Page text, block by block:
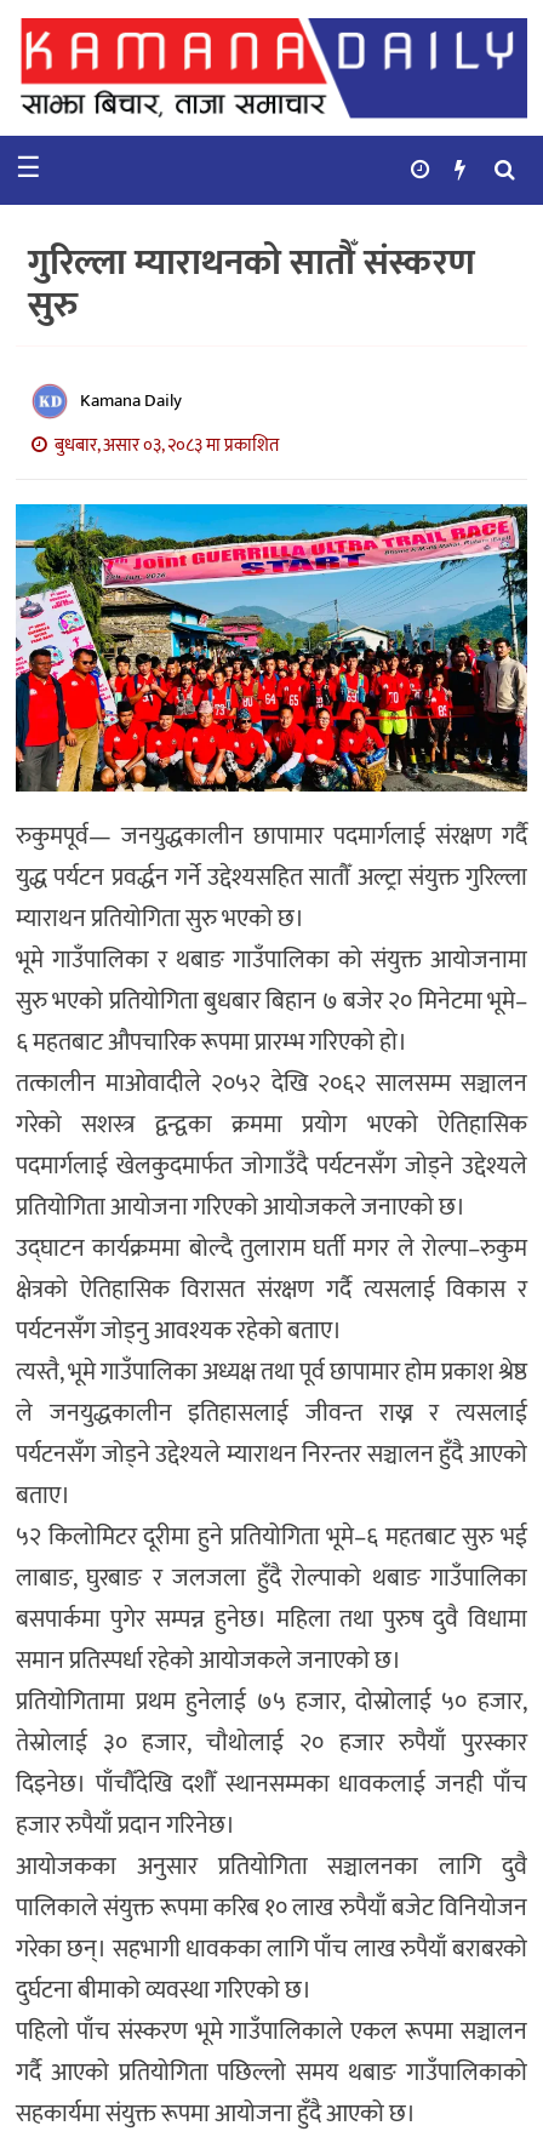
गृहपृष्ठ
समाचार
कुटनिती
कुराकानी
बाणिज्य
भिडियो
सिफारिस
☰
गुरिल्ला म्याराथनको सातौँ संस्करण
सुरु
Kamana Daily
बुधबार, असार ०३, २०८३ मा प्रकाशित
रुकुमपूर्व— जनयुद्धकालीन छापामार पदमार्गलाई संरक्षण गर्दै
युद्ध पर्यटन प्रवर्द्धन गर्ने उद्देश्यसहित सातौँ अल्ट्रा संयुक्त गुरिल्ला
म्याराथन प्रतियोगिता सुरु भएको छ।
भूमे गाउँपालिका र थबाङ गाउँपालिका को संयुक्त आयोजनामा
सुरु भएको प्रतियोगिता बुधबार बिहान ७ बजेर २० मिनेटमा भूमे–
६ महतबाट औपचारिक रूपमा प्रारम्भ गरिएको हो।
तत्कालीन माओवादीले २०५२ देखि २०६२ सालसम्म सञ्चालन
गरेको सशस्त्र द्वन्द्वका क्रममा प्रयोग भएको ऐतिहासिक
पदमार्गलाई खेलकुदमार्फत जोगाउँदै पर्यटनसँग जोड्ने उद्देश्यले
प्रतियोगिता आयोजना गरिएको आयोजकले जनाएको छ।
उद्घाटन कार्यक्रममा बोल्दै तुलाराम घर्ती मगर ले रोल्पा–रुकुम
क्षेत्रको ऐतिहासिक विरासत संरक्षण गर्दै त्यसलाई विकास र
पर्यटनसँग जोड्नु आवश्यक रहेको बताए।
त्यस्तै, भूमे गाउँपालिका अध्यक्ष तथा पूर्व छापामार होम प्रकाश श्रेष्ठ
ले जनयुद्धकालीन इतिहासलाई जीवन्त राख्न र त्यसलाई
पर्यटनसँग जोड्ने उद्देश्यले म्याराथन निरन्तर सञ्चालन हुँदै आएको
बताए।
५२ किलोमिटर दूरीमा हुने प्रतियोगिता भूमे–६ महतबाट सुरु भई
लाबाङ, घुरबाङ र जलजला हुँदै रोल्पाको थबाङ गाउँपालिका
बसपार्कमा पुगेर सम्पन्न हुनेछ। महिला तथा पुरुष दुवै विधामा
समान प्रतिस्पर्धा रहेको आयोजकले जनाएको छ।
प्रतियोगितामा प्रथम हुनेलाई ७५ हजार, दोस्रोलाई ५० हजार,
तेस्रोलाई ३० हजार, चौथोलाई २० हजार रुपैयाँ पुरस्कार
दिइनेछ। पाँचौँदेखि दशौँ स्थानसम्मका धावकलाई जनही पाँच
हजार रुपैयाँ प्रदान गरिनेछ।
आयोजकका अनुसार प्रतियोगिता सञ्चालनका लागि दुवै
पालिकाले संयुक्त रूपमा करिब १० लाख रुपैयाँ बजेट विनियोजन
गरेका छन्। सहभागी धावकका लागि पाँच लाख रुपैयाँ बराबरको
दुर्घटना बीमाको व्यवस्था गरिएको छ।
पहिलो पाँच संस्करण भूमे गाउँपालिकाले एकल रूपमा सञ्चालन
गर्दै आएको प्रतियोगिता पछिल्लो समय थबाङ गाउँपालिकाको
सहकार्यमा संयुक्त रूपमा आयोजना हुँदै आएको छ।